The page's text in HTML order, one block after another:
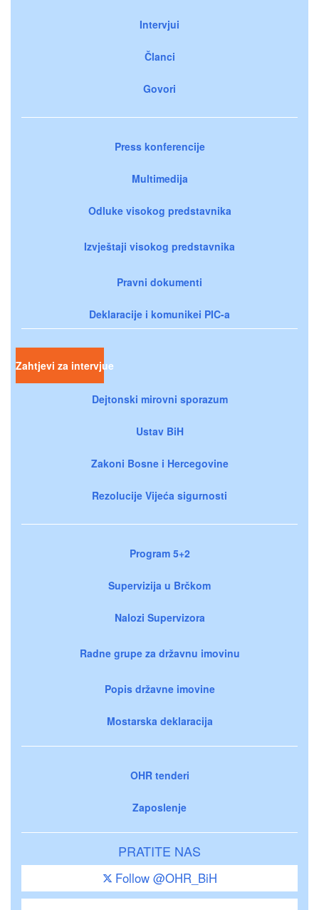
Intervjui
Članci
Govori
Press konferencije
Multimedija
Odluke visokog predstavnika
Izvještaji visokog predstavnika
Pravni dokumenti
Deklaracije i komunikei PIC-a
Zahtjevi za intervjue
Dejtonski mirovni sporazum
Ustav BiH
Zakoni Bosne i Hercegovine
Rezolucije Vijeća sigurnosti
Program 5+2
Supervizija u Brčkom
Nalozi Supervizora
Radne grupe za državnu imovinu
Popis državne imovine
Mostarska deklaracija
OHR tenderi
Zaposlenje
PRATITE NAS
Follow @OHR_BiH